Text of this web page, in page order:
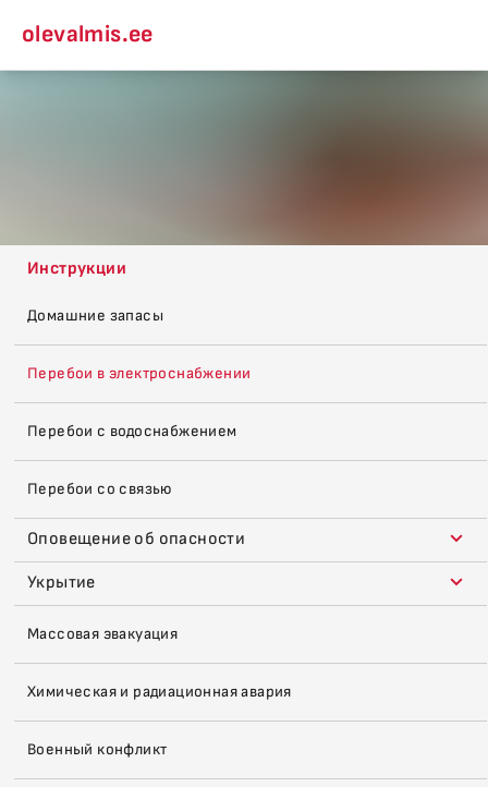
olevalmis.ee
Инструкции
Домашние запасы
Перебои в электроснабжении
Перебои с водоснабжением
Перебои со связью
Оповещение об опасности
Укрытие
Массовая эвакуация
Химическая и радиационная авария
Военный конфликт